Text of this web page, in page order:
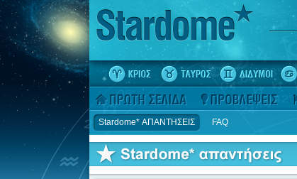
Stardome* ΑΠΑΝΤΗΣΕΙΣ FAQ